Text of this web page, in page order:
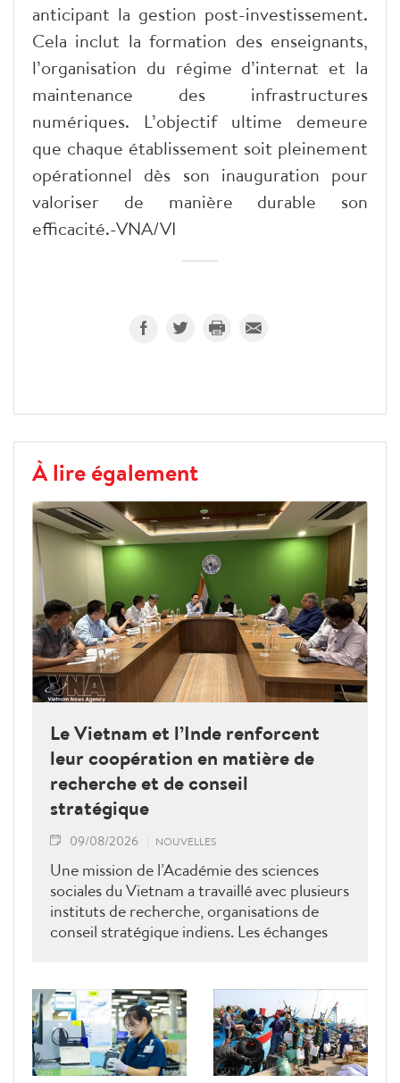
anticipant la gestion post-investissement.
Cela inclut la formation des enseignants,
l’organisation du régime d’internat et la
maintenance des infrastructures
numériques. L’objectif ultime demeure
que chaque établissement soit pleinement
opérationnel dès son inauguration pour
valoriser de manière durable son
efficacité.-VNA/VI
À lire également
Le Vietnam et l’Inde renforcent
leur coopération en matière de
recherche et de conseil
stratégique
09/08/2026 NOUVELLES
Une mission de l’Académie des sciences
sociales du Vietnam a travaillé avec plusieurs
instituts de recherche, organisations de
conseil stratégique indiens. Les échanges
formation, de conseil stratégique et de mise
en réseau académique, contribuant ainsi à
approfondir le partenariat stratégique
global renforcé entre le Vietnam et l’Inde.